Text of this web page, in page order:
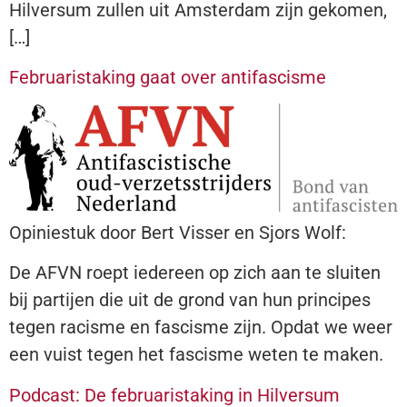
Hilversum zullen uit Amsterdam zijn gekomen,
[…]
Februaristaking gaat over antifascisme
Opiniestuk door Bert Visser en Sjors Wolf:
De AFVN roept iedereen op zich aan te sluiten
bij partijen die uit de grond van hun principes
tegen racisme en fascisme zijn. Opdat we weer
een vuist tegen het fascisme weten te maken.
Podcast: De februaristaking in Hilversum